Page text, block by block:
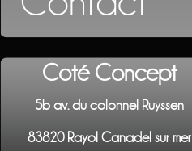
Coté Concept
5b av. du colonnel Ruyssen
83820 Rayol Canadel sur mer